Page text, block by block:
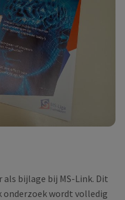
bijlage bij MS-Link. Dit
onderzoek wordt volledig